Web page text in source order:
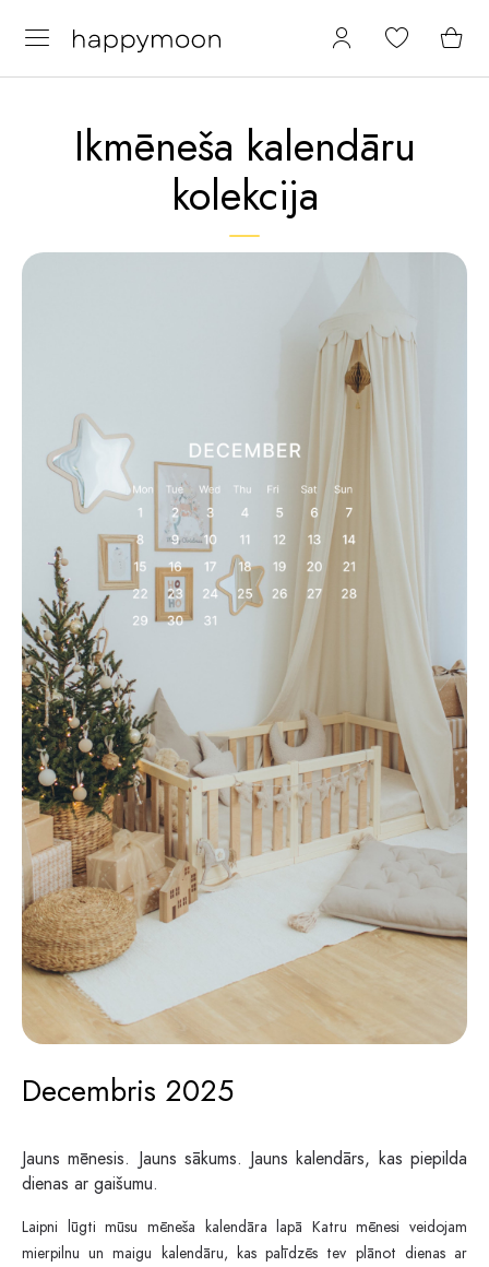
Ikmēneša kalendāru
kolekcija
Decembris 2025
Jauns mēnesis. Jauns sākums. Jauns kalendārs, kas piepilda
dienas ar gaišumu.
Laipni lūgti mūsu mēneša kalendāra lapā Katru mēnesi veidojam
mierpilnu un maigu kalendāru, kas palīdzēs tev plānot dienas ar